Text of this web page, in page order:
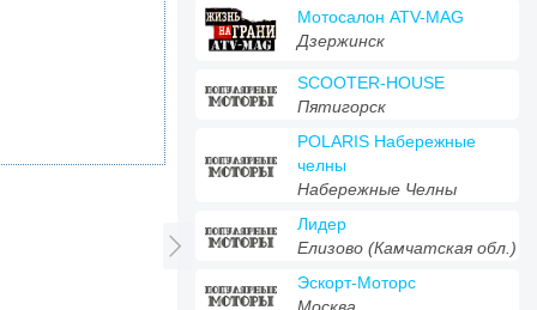

Мотосалон ATV-MAG
Дзержинск
SCOOTER-HOUSE
Пятигорск
POLARIS Набережные
челны
Набережные Челны
Лидер
Елизово (Камчатская обл.)
Эскорт-Моторс